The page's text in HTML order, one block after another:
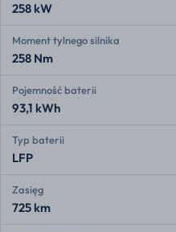
258 kW
Moment tylnego silnika
258 Nm
Pojemność baterii
93,1 kWh
Typ baterii
LFP
Zasięg
725 km